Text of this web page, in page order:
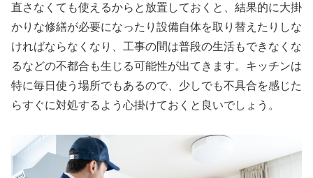
直さなくても使えるからと放置しておくと、結果的に大掛
かりな修繕が必要になったり設備自体を取り替えたりしな
ければならなくなり、工事の間は普段の生活もできなくな
るなどの不都合も生じる可能性が出てきます。キッチンは
特に毎日使う場所でもあるので、少しでも不具合を感じた
らすぐに対処するよう心掛けておくと良いでしょう。